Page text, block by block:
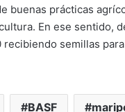
buenas prácticas
En ese sentido,
semillas
BASF